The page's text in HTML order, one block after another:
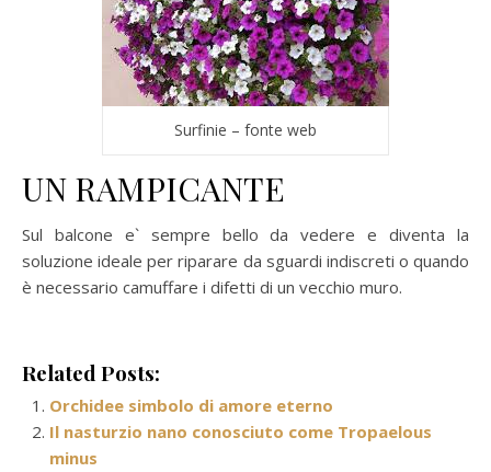
Surfinie – fonte web
UN RAMPICANTE
Sul balcone e` sempre bello da vedere e diventa la
soluzione ideale per riparare da sguardi indiscreti o quando
è necessario camuffare i difetti di un vecchio muro.
Related Posts:
Orchidee simbolo di amore eterno
Il nasturzio nano conosciuto come Tropaelous
minus